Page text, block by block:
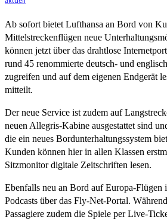
Ab sofort bietet Lufthansa an Bord von
Mittelstreckenflügen neue
können jetzt über das drahtlose
rund 45 renommierte deutsch- und
zugreifen und auf dem eigenen Endgerät
mitteilt.
Der neue Service ist zudem auf
neuen Allegris-Kabine ausgestattet sind
die ein neues Bordunterhaltungssystem
Kunden können hier in allen Klassen
Sitzmonitor digitale Zeitschriften lesen.
Ebenfalls neu an Bord auf Europa-Flügen
Podcasts über das Fly-Net-Portal.
Passagiere zudem die Spiele per Live-